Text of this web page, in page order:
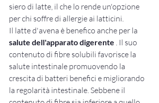
siero di latte, il che lo rende un'opzione
per chi soffre di allergie ai latticini.
Il latte d'avena è benefico anche per la
salute dell'apparato digerente . Il suo
contenuto di fibre solubili favorisce la
salute intestinale promuovendo la
crescita di batteri benefici e migliorando
la regolarità intestinale. Sebbene il